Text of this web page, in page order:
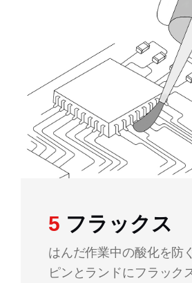
5 フラックス
はんだ作業中の酸化を防
ピンとランドにフラック